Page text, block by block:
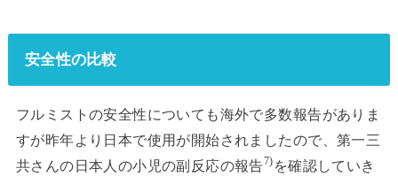
安全性の比較
フルミストの安全性についても海外で多数報告がありま
すが昨年より日本で使用が開始されましたので、第一三
共さんの日本人の小児の副反応の報告7) を確認していき